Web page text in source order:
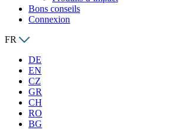
Bons conseils
Connexion
FR
DE
EN
CZ
GR
CH
RO
BG